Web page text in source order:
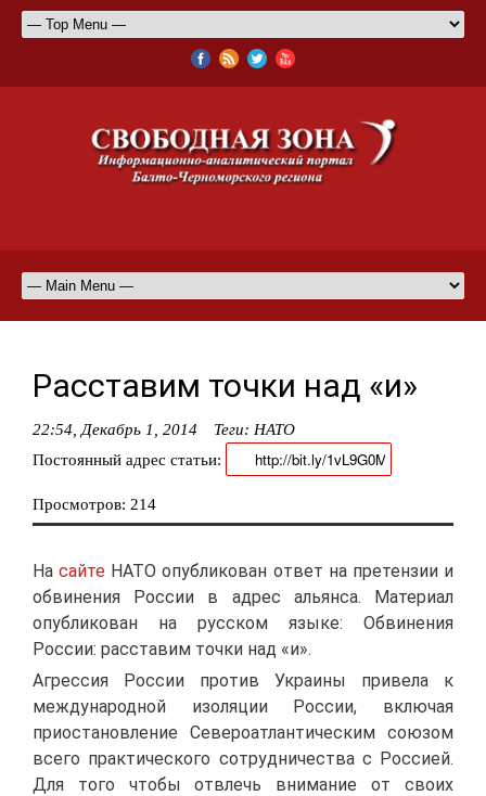
Расставим точки над «и»
22:54, Декабрь 1, 2014 Теги: НАТО
Постоянный адрес статьи:
Просмотров: 214
Насайте НАТО опубликован ответ на претензии и
обвинения России в адрес альянса. Материал
опубликован на русском языке: Обвинения
России: расставим точки над «и».
Агрессия России против Украины привела к
международной изоляции России, включая
приостановление Североатлантическим союзом
всего практического сотрудничества с Россией.
Для того чтобы отвлечь внимание от своих